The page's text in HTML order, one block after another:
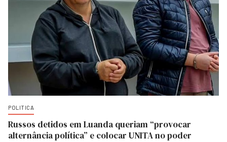
POLITICA
Russos detidos em Luanda queriam “provocar
alternância política” e colocar UNITA no poder